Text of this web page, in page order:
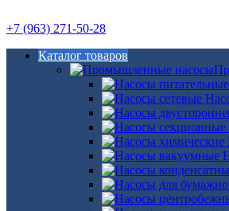
+7 (963) 271-50-28
Каталог товаров